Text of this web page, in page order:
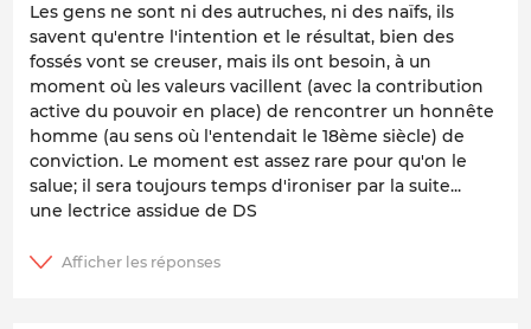
Les gens ne sont ni des autruches, ni des naïfs, ils
savent qu'entre l'intention et le résultat, bien des
fossés vont se creuser, mais ils ont besoin, à un
moment où les valeurs vacillent (avec la contribution
active du pouvoir en place) de rencontrer un honnête
homme (au sens où l'entendait le 18ème siècle) de
conviction. Le moment est assez rare pour qu'on le
salue; il sera toujours temps d'ironiser par la suite...
une lectrice assidue de DS